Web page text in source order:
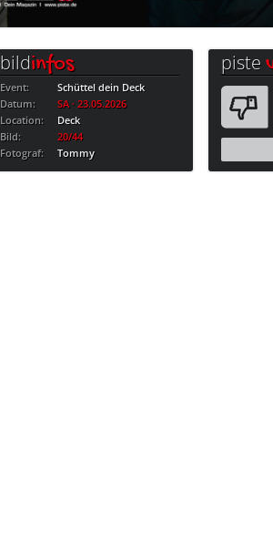
bildinfos
Event:
Schüttel dein Deck
Datum:
SA · 23.05.2026
Location:
Deck
Bild:
20/44
Fotograf:
Tommy
piste